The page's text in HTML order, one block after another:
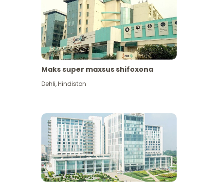
Maks super maxsus shifoxona
Dehli,Hindiston